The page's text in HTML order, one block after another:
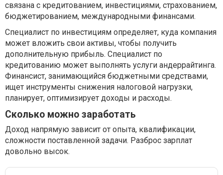
связана с кредитованием, инвестициями, страхованием,
бюджетированием, международными финансами.
Специалист по инвестициям определяет, куда компания
может вложить свои активы, чтобы получить
дополнительную прибыль. Специалист по
кредитованию может выполнять услуги андеррайтинга.
Финансист, занимающийся бюджетными средствами,
ищет инструменты снижения налоговой нагрузки,
планирует, оптимизирует доходы и расходы.
Сколько можно заработать
Доход напрямую зависит от опыта, квалификации,
сложности поставленной задачи. Разброс зарплат
довольно высок.